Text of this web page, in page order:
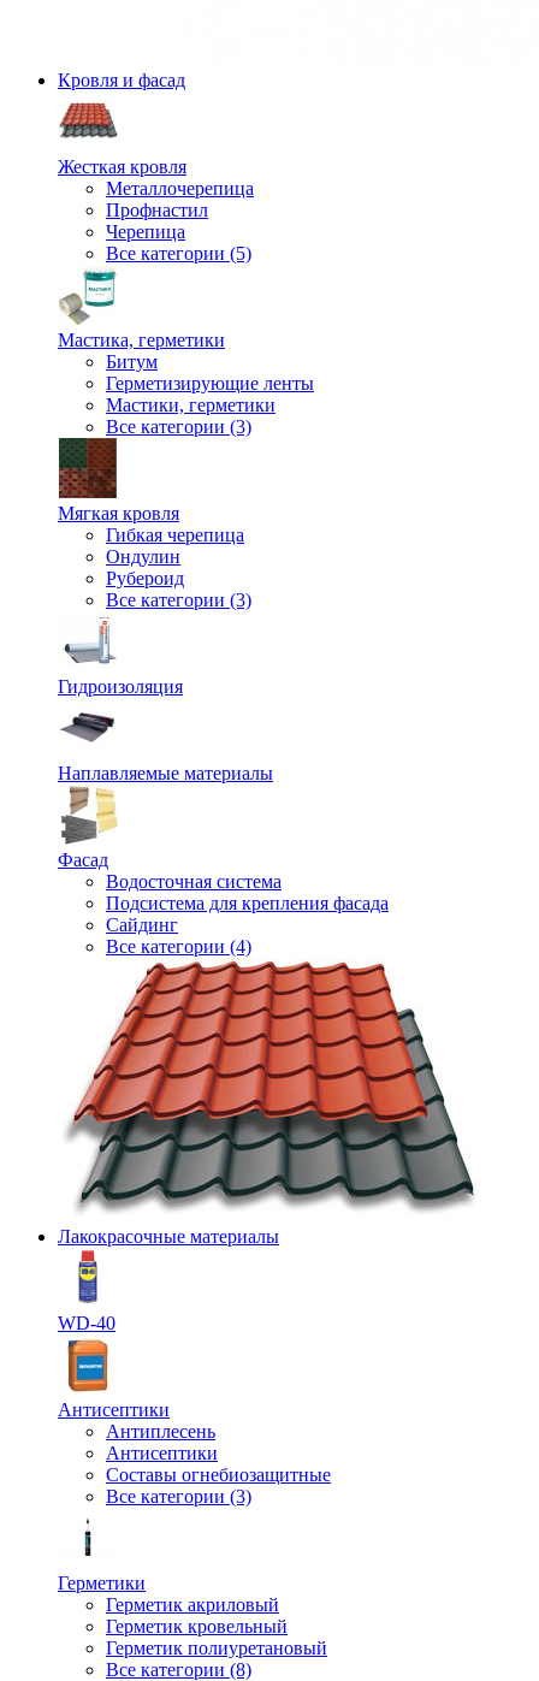
Кровля и фасад
Жесткая кровля
Металлочерепица
Профнастил
Черепица
Все категории (5)
Мастика, герметики
Битум
Герметизирующие ленты
Мастики, герметики
Все категории (3)
Мягкая кровля
Гибкая черепица
Ондулин
Рубероид
Все категории (3)
Гидроизоляция
Наплавляемые материалы
Фасад
Водосточная система
Подсистема для крепления фасада
Сайдинг
Все категории (4)
Лакокрасочные материалы
WD-40
Антисептики
Антиплесень
Антисептики
Составы огнебиозащитные
Все категории (3)
Герметики
Герметик акриловый
Герметик кровельный
Герметик полиуретановый
Все категории (8)